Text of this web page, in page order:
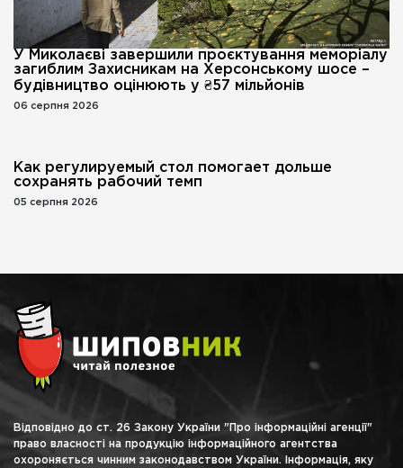
У Миколаєві завершили проєктування меморіалу
загиблим Захисникам на Херсонському шосе –
будівництво оцінюють у ₴57 мільйонів
06 серпня 2026
Как регулируемый стол помогает дольше
сохранять рабочий темп
05 серпня 2026
Відповідно до ст. 26 Закону України "Про інформаційні агенції"
право власності на продукцію інформаційного агентства
охороняється чинним законодавством України. Інформація, яку